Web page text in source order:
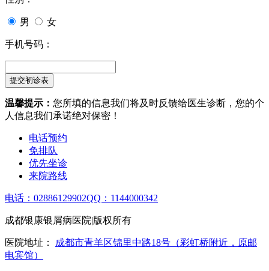
男 女
手机号码：
温馨提示： 您所填的信息我们将及时反馈给医生诊断，您的个
人信息我们承诺绝对保密！
电话预约
免排队
优先坐诊
来院路线
电话：02886129902QQ：1144000342
成都银康银屑病医院|版权所有
医院地址： 成都市青羊区锦里中路18号（彩虹桥附近，原邮
电宾馆）